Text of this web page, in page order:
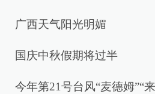
广西天气阳光明媚
国庆中秋假期将过半
今年第21号台风“麦德姆”“